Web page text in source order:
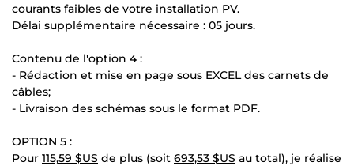
courants faibles de votre installation PV.
Délai supplémentaire nécessaire : 05 jours.
Contenu de l'option 4 :
- Rédaction et mise en page sous EXCEL des carnets de
câbles;
- Livraison des schémas sous le format PDF.
OPTION 5 :
Pour 115,59 $US de plus (soit 693,53 $US au total), je réalise